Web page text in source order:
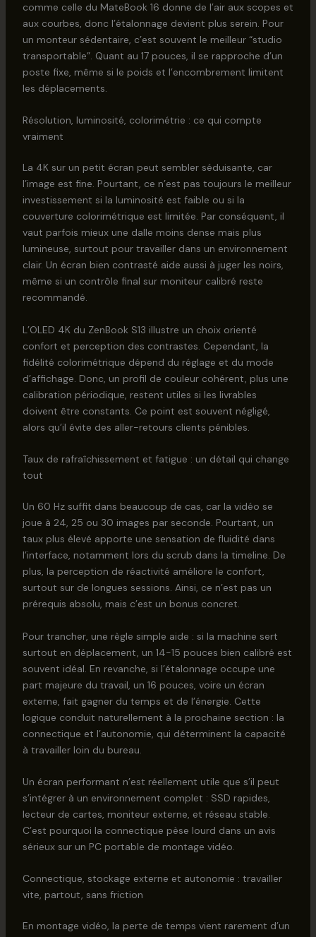
comme celle du MateBook 16 donne de l’air aux scopes et
aux courbes, donc l’étalonnage devient plus serein. Pour
un monteur sédentaire, c’est souvent le meilleur “studio
transportable”. Quant au 17 pouces, il se rapproche d’un
poste fixe, même si le poids et l’encombrement limitent
les déplacements.
Résolution, luminosité, colorimétrie : ce qui compte
vraiment
La 4K sur un petit écran peut sembler séduisante, car
l’image est fine. Pourtant, ce n’est pas toujours le meilleur
investissement si la luminosité est faible ou si la
couverture colorimétrique est limitée. Par conséquent, il
vaut parfois mieux une dalle moins dense mais plus
lumineuse, surtout pour travailler dans un environnement
clair. Un écran bien contrasté aide aussi à juger les noirs,
même si un contrôle final sur moniteur calibré reste
recommandé.
L’OLED 4K du ZenBook S13 illustre un choix orienté
confort et perception des contrastes. Cependant, la
fidélité colorimétrique dépend du réglage et du mode
d’affichage. Donc, un profil de couleur cohérent, plus une
calibration périodique, restent utiles si les livrables
doivent être constants. Ce point est souvent négligé,
alors qu’il évite des aller-retours clients pénibles.
Taux de rafraîchissement et fatigue : un détail qui change
tout
Un 60 Hz suffit dans beaucoup de cas, car la vidéo se
joue à 24, 25 ou 30 images par seconde. Pourtant, un
taux plus élevé apporte une sensation de fluidité dans
l’interface, notamment lors du scrub dans la timeline. De
plus, la perception de réactivité améliore le confort,
surtout sur de longues sessions. Ainsi, ce n’est pas un
prérequis absolu, mais c’est un bonus concret.
Pour trancher, une règle simple aide : si la machine sert
surtout en déplacement, un 14-15 pouces bien calibré est
souvent idéal. En revanche, si l’étalonnage occupe une
part majeure du travail, un 16 pouces, voire un écran
externe, fait gagner du temps et de l’énergie. Cette
logique conduit naturellement à la prochaine section : la
connectique et l’autonomie, qui déterminent la capacité
à travailler loin du bureau.
Un écran performant n’est réellement utile que s’il peut
s’intégrer à un environnement complet : SSD rapides,
lecteur de cartes, moniteur externe, et réseau stable.
C’est pourquoi la connectique pèse lourd dans un avis
sérieux sur un PC portable de montage vidéo.
Connectique, stockage externe et autonomie : travailler
vite, partout, sans friction
En montage vidéo, la perte de temps vient rarement d’un